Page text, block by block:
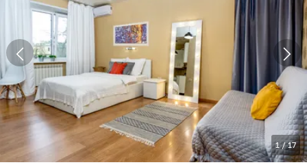
1/17